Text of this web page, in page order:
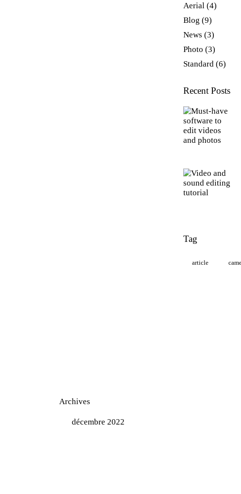
Aerial (4)
Blog (9)
News (3)
Photo (3)
Standard (6)
Recent Posts
Tag
article
Archives
décembre 2022